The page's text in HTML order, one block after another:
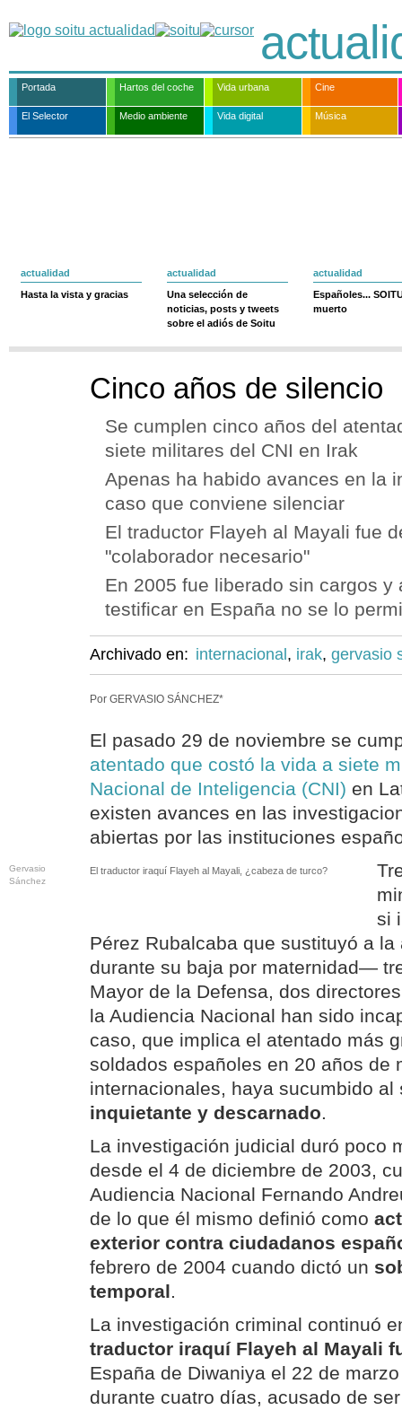
Portada Hartos del coche Vida urbana Cine
El Selector Medio ambiente Vida digital Música
actualidad
Hasta la vista y gracias
actualidad
Una selección de
noticias, posts y tweets
sobre el adiós de Soitu
actualidad
Españoles...
muerto
Cinco años de silencio
Se cumplen cinco años del
siete militares del CNI en Irak
Apenas ha habido avances en la
caso que conviene silenciar
El traductor Flayeh al Mayali fue
"colaborador necesario"
En 2005 fue liberado sin cargos y
testificar en España no se lo
Archivado en: internacional , irak, gervasio
Por GERVASIO SÁNCHEZ*
El pasado 29 de noviembre se
atentado que costó la vida a siete
Nacional de Inteligencia (CNI) en
existen avances en las
abiertas por las instituciones
Gervasio
Sánchez
El traductor iraquí Flayeh al Mayali, ¿cabeza de turco?
si
Pérez Rubalcaba que sustituyó a
durante su baja por maternidad—
Mayor de la Defensa, dos
la Audiencia Nacional han sido
caso, que implica el atentado más
soldados españoles en 20 años de
internacionales, haya sucumbido al
inquietante y descarnado.
La investigación judicial duró poco
desde el 4 de diciembre de 2003,
Audiencia Nacional Fernando
de lo que él mismo definió como
exterior contra ciudadanos
febrero de 2004 cuando dictó un
temporal.
La investigación criminal continuó
traductor iraquí Flayeh al Mayali
España de Diwaniya el 22 de
durante cuatro días, acusado de